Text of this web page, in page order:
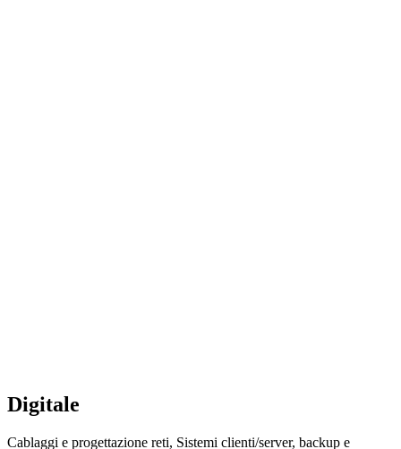
Digitale
Cablaggi e progettazione reti, Sistemi clienti/server, backup e